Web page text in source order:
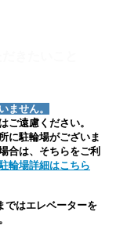
ません。
ご遠慮ください。
に駐輪場がございま
合は、そちらをご利
輪場詳細はこちら
ではエレベーターを